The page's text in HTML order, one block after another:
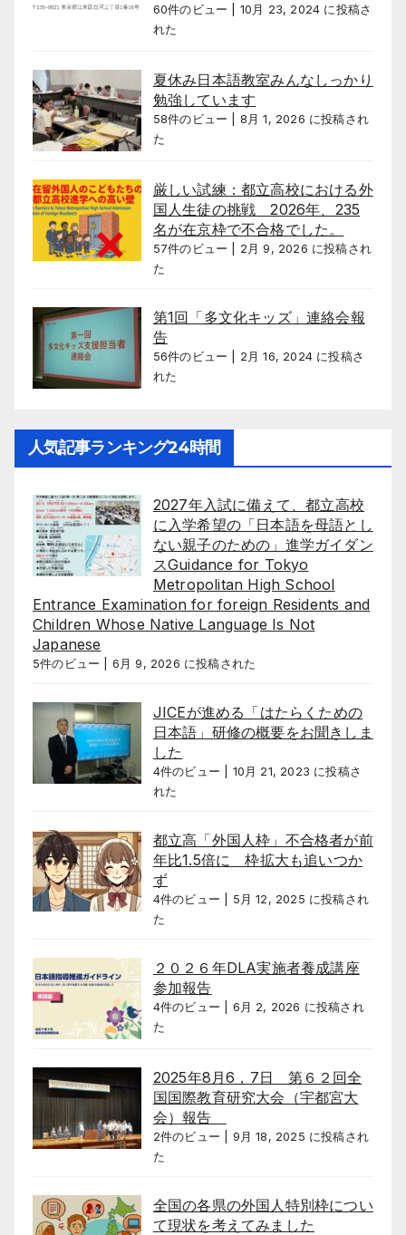
60件のビュー
10月 23, 2024 に投稿さ
れた
夏休み日本語教室みんなしっかり
勉強しています
58件のビュー
8月 1, 2026 に投稿され
た
厳しい試練：都立高校における外
国人生徒の挑戦 2026年、235
名が在京枠で不合格でした。
57件のビュー
2月 9, 2026 に投稿され
た
第1回「多文化キッズ」連絡会報
告
56件のビュー
2月 16, 2024 に投稿さ
れた
人気記事ランキング24時間
2027年入試に備えて、都立高校
に入学希望の「日本語を母語とし
ない親子のための」進学ガイダン
スGuidance for Tokyo
Metropolitan High School
Entrance Examination for foreign Residents and
Children Whose Native Language Is Not
Japanese
5件のビュー 6月 9, 2026 に投稿された
JICEが進める「はたらくための
日本語」研修の概要をお聞きしま
した
4件のビュー
10月 21, 2023 に投稿さ
れた
都立高「外国人枠」不合格者が前
年比1.5倍に 枠拡大も追いつか
ず
4件のビュー
5月 12, 2025 に投稿され
た
２０２６年DLA実施者養成講座
参加報告
4件のビュー
6月 2, 2026 に投稿され
た
2025年8月6，7日 第６２回全
国国際教育研究大会（宇都宮大
会）報告
2件のビュー
9月 18, 2025 に投稿され
た
全国の各県の外国人特別枠につい
て現状を考えてみました